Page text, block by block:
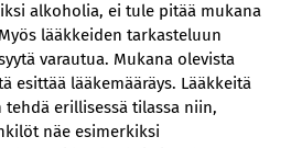
alkoholia, ei tule pitää mukana
lääkkeiden tarkasteluun
varautua. Mukana olevista
esittää lääkemääräys. Lääkkeitä
tehdä erillisessä tilassa niin,
näe esimerkiksi